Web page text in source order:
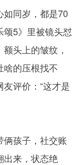
同岁，都是70
颂5》里被镜头怼
头上的皱纹，
啥的压根找不
评价：“这才是
孩子，社交账
出来，状态绝